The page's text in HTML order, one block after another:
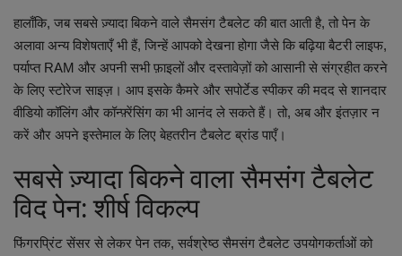
Travel
Gallery
हालाँकि, जब सबसे ज़्यादा बिकने वाले सैमसंग टैबलेट की बात आती है, तो पेन के
अलावा अन्य विशेषताएँ भी हैं, जिन्हें आपको देखना होगा जैसे कि बढ़िया बैटरी लाइफ,
पर्याप्त RAM और अपनी सभी फ़ाइलों और दस्तावेज़ों को आसानी से संग्रहीत करने
के लिए स्टोरेज साइज़। आप इसके कैमरे और सपोर्टेड स्पीकर की मदद से शानदार
वीडियो कॉलिंग और कॉन्फ़्रेंसिंग का भी आनंद ले सकते हैं। तो, अब और इंतज़ार न
करें और अपने इस्तेमाल के लिए बेहतरीन टैबलेट ब्रांड पाएँ।
सबसे ज़्यादा बिकने वाला सैमसंग टैबलेट
विद पेन: शीर्ष विकल्प
फिंगरप्रिंट सेंसर से लेकर पेन तक, सर्वश्रेष्ठ सैमसंग टैबलेट उपयोगकर्ताओं को